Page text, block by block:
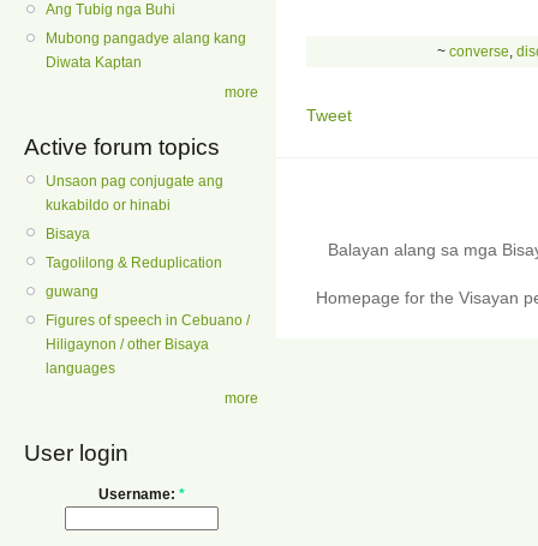
Ang Tubig nga Buhi
Mubong pangadye alang kang
Diwata Kaptan
more
Active forum topics
Unsaon pag conjugate ang
kukabildo or hinabi
Bisaya
Tagolilong & Reduplication
guwang
Figures of speech in Cebuano /
Hiligaynon / other Bisaya
languages
more
User login
Username: *
~ converse
Tweet
Balayan alang sa mga
Homepage for the Visayan